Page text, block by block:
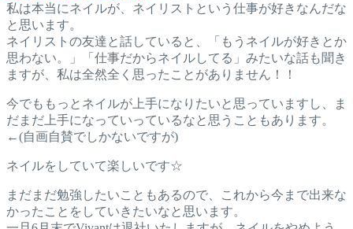
私は本当にネイルが、ネイリストという仕事が好きなんだな
と思います。
ネイリストの友達と話していると、「もうネイルが好きとか
思わない。」「仕事だからネイルしてる」みたいな話も聞き
ますが、私は全然全く思ったことがありません！！
今でももっとネイルが上手になりたいと思っていますし、ま
だまだ上手になっていっているなと思うこともあります。
←(自画自賛でしかないですが)
ネイルをしていて楽しいです☆
まだまだ勉強したいこともあるので、これから今まで出来な
かったことをしていきたいなと思います。